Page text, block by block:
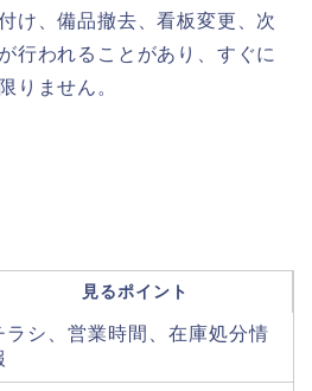
け、備品撤去、看板変更、次
行われることがあり、すぐに
りません。
見るポイント
ラシ、営業時間、在庫処分情